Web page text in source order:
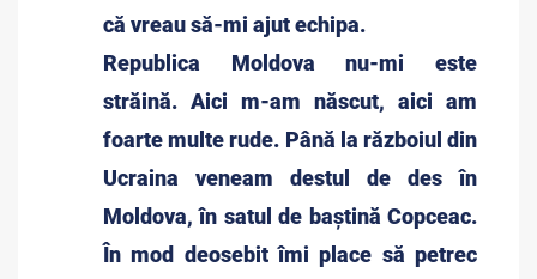
că vreau să-mi ajut echipa.
Republica Moldova nu-mi este
străină. Aici m-am născut, aici am
foarte multe rude. Până la războiul din
Ucraina veneam destul de des în
Moldova, în satul de baștină Copceac.
În mod deosebit îmi place să petrec